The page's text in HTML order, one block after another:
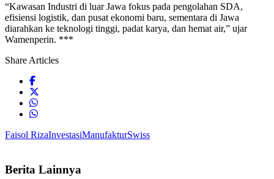
“Kawasan Industri di luar Jawa fokus pada pengolahan SDA,
efisiensi logistik, dan pusat ekonomi baru, sementara di Jawa
diarahkan ke teknologi tinggi, padat karya, dan hemat air,” ujar
Wamenperin. ***
Share Articles
Faisol RizaInvestasiManufakturSwiss
Berita Lainnya